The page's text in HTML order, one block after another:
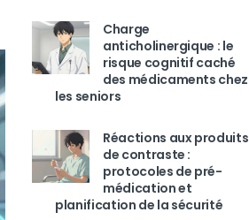
Charge
anticholinergique : le
risque cognitif caché
des médicaments chez
les seniors
Réactions aux produits
de contraste :
protocoles de pré-
médication et
planification de la sécurité